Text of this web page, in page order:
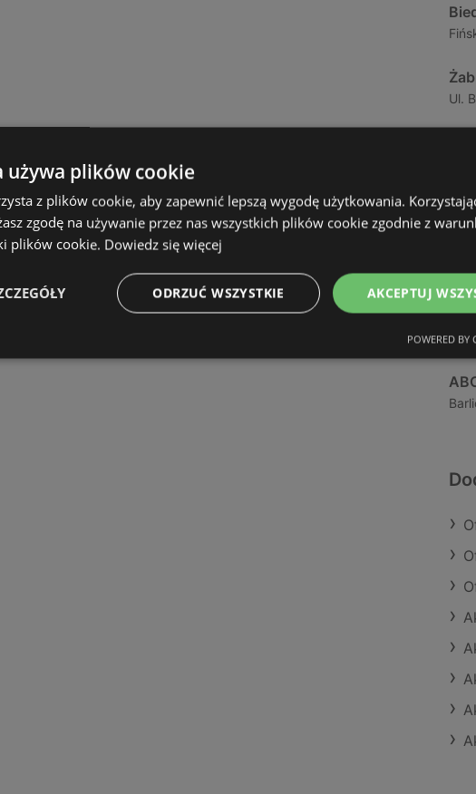
Ul.
Lidl
Ul.
używa plików cookie
z plików cookie, aby zapewnić lepszą wygodę użytkowania.
zgodę na używanie przez nas wszystkich plików cookie zgodnie z
plików cookie. Dowiedz się więcej
AKCEPTUJ
ODRZUĆ WSZYSTKIE
POWERED BY